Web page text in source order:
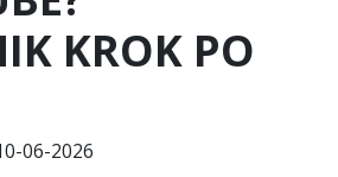
KROK PO
06-2026